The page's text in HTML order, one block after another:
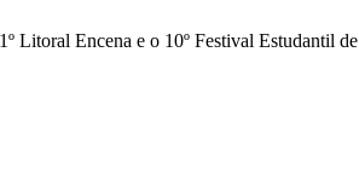
Litoral Encena e o 10º Festival Estudantil de